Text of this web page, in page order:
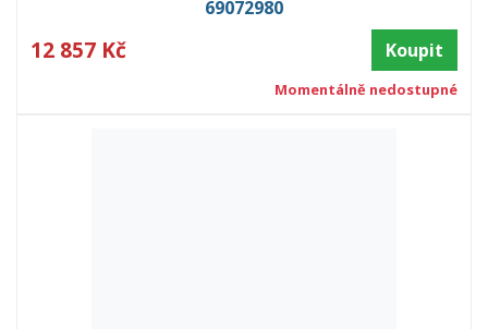
69072980
12 857 Kč Koupit
Momentálně nedostupné